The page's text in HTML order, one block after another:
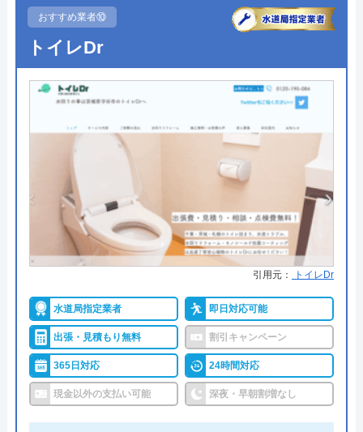
●累計実績
第一住設がおすすめの理由
者で、ガス給湯器に関する作業も受け付けていま
す。対応エリアは、本社のある埼玉県を中心とした
関東一円としています。
第一住設に工事を依頼すると業者独自の5年保証が
付いてきます。こちらは製品の保証期間を外れた場
合のトラブルにも対応しているので、安心して製品
を使い続けることができおすすめです。
0120-888-439
おすすめ業者⑩
トイレDr
引用元： トイレDr
水道局指定業者 即日対応可能
出張・見積もり無料 割引キャンペーン
365日対応 24時間対応
現金以外の支払い可能 深夜・早朝割増なし